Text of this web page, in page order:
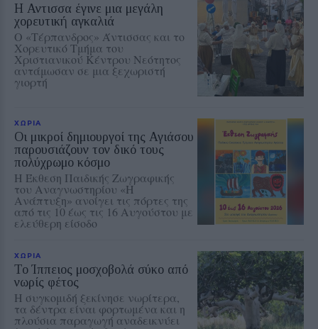
Η Αντισσα έγινε μια μεγάλη
χορευτική αγκαλιά
Ο «Τέρπανδρος» Άντισσας και το
Χορευτικό Τμήμα του
Χριστιανικού Κέντρου Νεότητος
αντάμωσαν σε μια ξεχωριστή
γιορτή
ΧΩΡΙΑ
Οι μικροί δημιουργοί της Αγιάσου
παρουσιάζουν τον δικό τους
πολύχρωμο κόσμο
Η Έκθεση Παιδικής Ζωγραφικής
του Αναγνωστηρίου «Η
Ανάπτυξη» ανοίγει τις πόρτες της
από τις 10 έως τις 16 Αυγούστου με
ελεύθερη είσοδο
ΧΩΡΙΑ
Το Ίππειος μοσχοβολά σύκο από
νωρίς φέτος
Η συγκομιδή ξεκίνησε νωρίτερα,
τα δέντρα είναι φορτωμένα και η
πλούσια παραγωγή αναδεικνύει